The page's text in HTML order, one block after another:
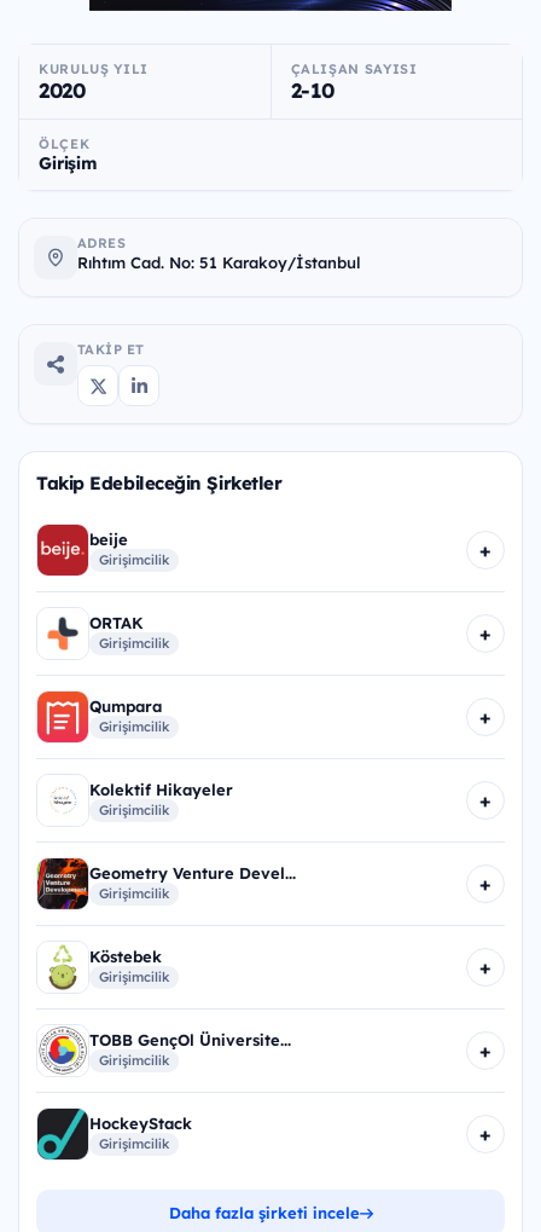
KURULUŞ YILI
2020
ÇALIŞAN SAYISI
2-10
ÖLÇEK
Girişim
ADRES
Rıhtım Cad. No: 51 Karakoy/İstanbul
TAKIP ET
Takip Edebileceğin Şirketler
beije
Girişimcilik +
ORTAK
Girişimcilik +
Qumpara
Girişimcilik +
Kolektif Hikayeler
Girişimcilik +
Geometry Venture Devel...
Girişimcilik +
Köstebek
Girişimcilik +
TOBB GençOl Üniversite...
Girişimcilik +
HockeyStack
Girişimcilik +
Daha fazla şirketi incele